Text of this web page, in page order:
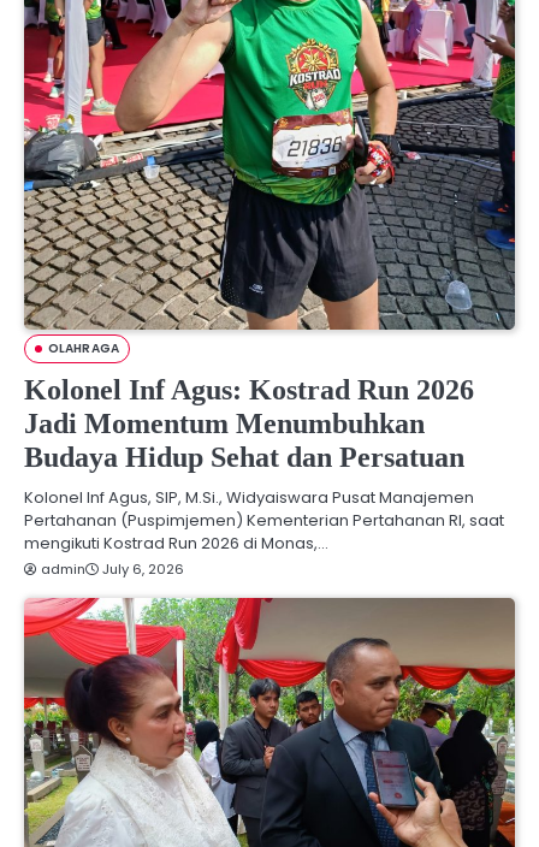
OLAHRAGA
Kolonel Inf Agus: Kostrad Run 2026
Jadi Momentum Menumbuhkan
Budaya Hidup Sehat dan Persatuan
Kolonel Inf Agus, SIP, M.Si., Widyaiswara Pusat Manajemen
Pertahanan (Puspimjemen) Kementerian Pertahanan RI, saat
mengikuti Kostrad Run 2026 di Monas,…
admin July 6, 2026